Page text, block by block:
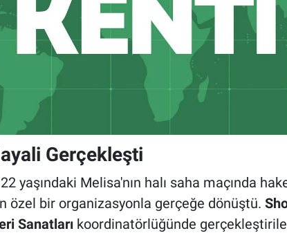
Gerçekleşti
yaşındaki Melisa'nın halı saha maçında
özel bir organizasyonla gerçeğe dönüştü.
Sanatlarıkoordinatörlüğünde